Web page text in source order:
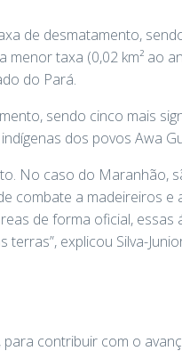
de desmatamento,
taxa (0,02 km² ao
do Pará.
sendo cinco mais
dos povos Awa
No caso do Maranhão,
combate a madeireiros e
de forma oficial, essas
explicou Silva-
contribuir com o